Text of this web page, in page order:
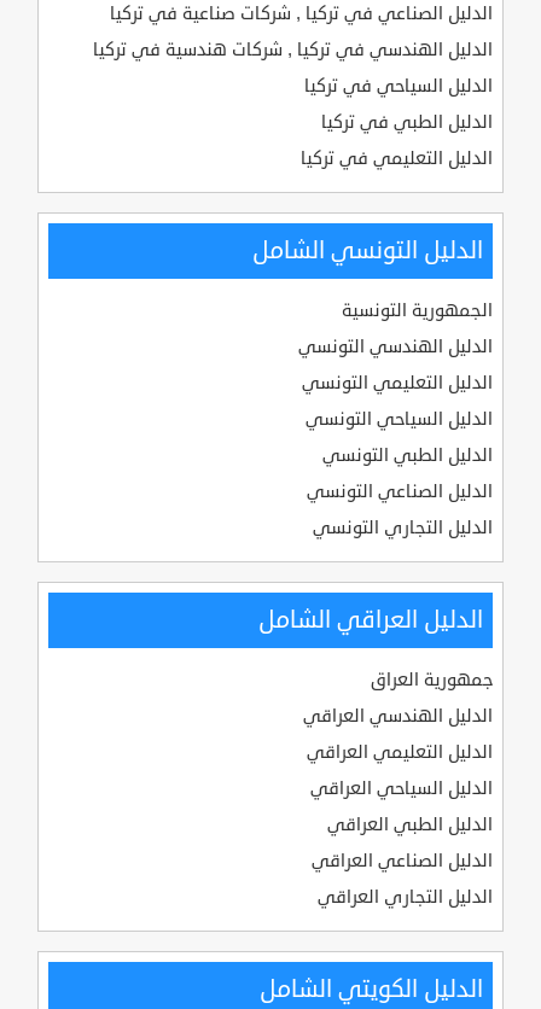
الدليل الصناعي في تركيا , شركات صناعية في تركيا
الدليل الهندسي في تركيا , شركات هندسية في تركيا
الدليل السياحي في تركيا
الدليل الطبي في تركيا
الدليل التعليمي في تركيا
الدليل التونسي الشامل
الجمهورية التونسية
الدليل الهندسي التونسي
الدليل التعليمي التونسي
الدليل السياحي التونسي
الدليل الطبي التونسي
الدليل الصناعي التونسي
الدليل التجاري التونسي
الدليل العراقي الشامل
جمهورية العراق
الدليل الهندسي العراقي
الدليل التعليمي العراقي
الدليل السياحي العراقي
الدليل الطبي العراقي
الدليل الصناعي العراقي
الدليل التجاري العراقي
الدليل الكويتي الشامل